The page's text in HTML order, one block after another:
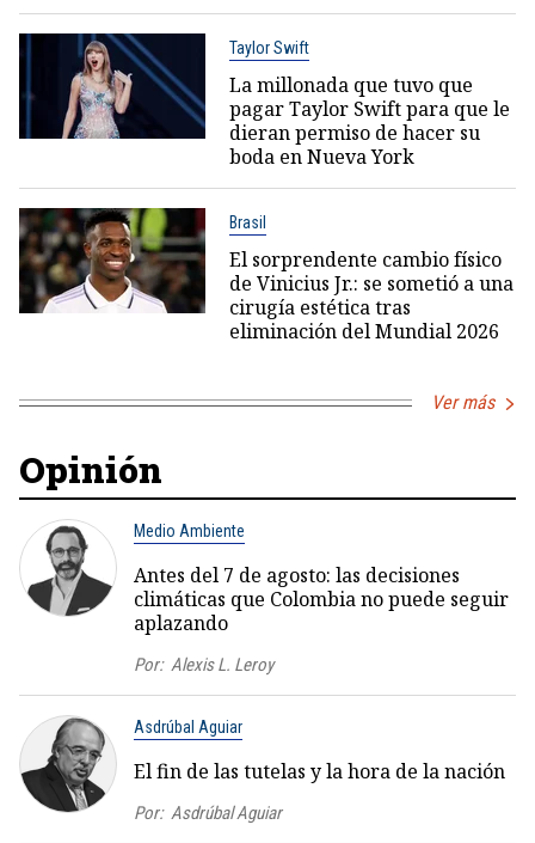
Taylor Swift
La millonada que tuvo que
pagar Taylor Swift para que le
dieran permiso de hacer su
boda en Nueva York
Brasil
El sorprendente cambio físico
de Vinicius Jr.: se sometió a una
cirugía estética tras
eliminación del Mundial 2026
Ver más
Opinión
Medio Ambiente
Antes del 7 de agosto: las decisiones
climáticas que Colombia no puede seguir
aplazando
Por: Alexis L. Leroy
Asdrúbal Aguiar
El fin de las tutelas y la hora de la nación
Por: Asdrúbal Aguiar